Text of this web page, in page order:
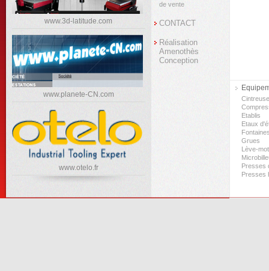
www.3d-latitude.com
www.planete-CN.com
www.otelo.fr
de vente
CONTACT
Réalisation
Amenothès
Conception
Etablis
Etaux
Grues
Lève-
Presses
Presses